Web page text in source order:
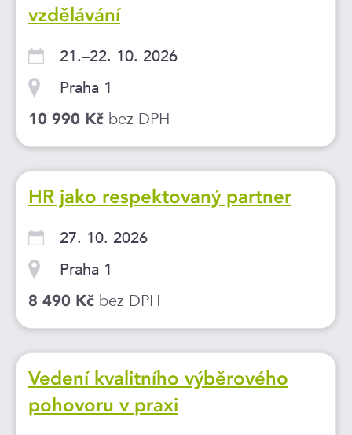
vzdělávání
21.–22. 10. 2026
Praha 1
10 990 Kč bez DPH
HR jako respektovaný partner
27. 10. 2026
Praha 1
8 490 Kč bez DPH
Vedení kvalitního výběrového
pohovoru v praxi